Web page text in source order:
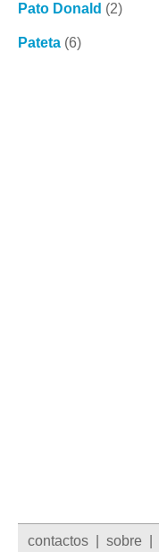
Pato Donald (2)
Pateta (6)
contactos sobre